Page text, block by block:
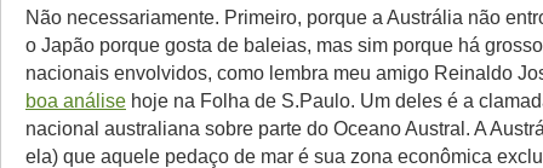
Não necessariamente. Primeiro, porque a Austrália não
o Japão porque gosta de baleias, mas sim porque há
nacionais envolvidos, como lembra meu amigo Reinaldo
boa análise hoje na Folha de S.Paulo. Um deles é a
nacional australiana sobre parte do Oceano Austral. A
ela) que aquele pedaço de mar é sua zona econômica